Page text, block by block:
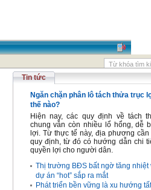
Tin tức
Ngăn chặn phân lô tách thửa trục
thế nào?
Hiện nay, các quy định về tách
chung vẫn còn nhiều lổ hổng, dễ
lợi. Từ thực tế này, địa phương
quy định, từ đó có hướng dẫn chi
quyền lợi cho người dân.
Thị trường BĐS bất ngờ tăng nhiệt
dự án “hot” sắp ra mắt
Phát triển bền vững là xu hướng